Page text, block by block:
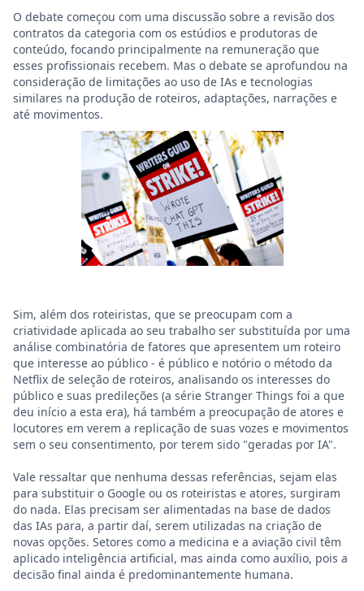
O debate começou com uma discussão sobre a revisão dos
contratos da categoria com os estúdios e produtoras de
conteúdo, focando principalmente na remuneração que
esses profissionais recebem. Mas o debate se aprofundou na
consideração de limitações ao uso de IAs e tecnologias
similares na produção de roteiros, adaptações, narrações e
até movimentos.
Sim, além dos roteiristas, que se preocupam com a
criatividade aplicada ao seu trabalho ser substituída por uma
análise combinatória de fatores que apresentem um roteiro
que interesse ao público - é público e notório o método da
Netflix de seleção de roteiros, analisando os interesses do
público e suas predileções (a série Stranger Things foi a que
deu início a esta era), há também a preocupação de atores e
locutores em verem a replicação de suas vozes e movimentos
sem o seu consentimento, por terem sido "geradas por IA".
Vale ressaltar que nenhuma dessas referências, sejam elas
para substituir o Google ou os roteiristas e atores, surgiram
do nada. Elas precisam ser alimentadas na base de dados
das IAs para, a partir daí, serem utilizadas na criação de
novas opções. Setores como a medicina e a aviação civil têm
aplicado inteligência artificial, mas ainda como auxílio, pois a
decisão final ainda é predominantemente humana.